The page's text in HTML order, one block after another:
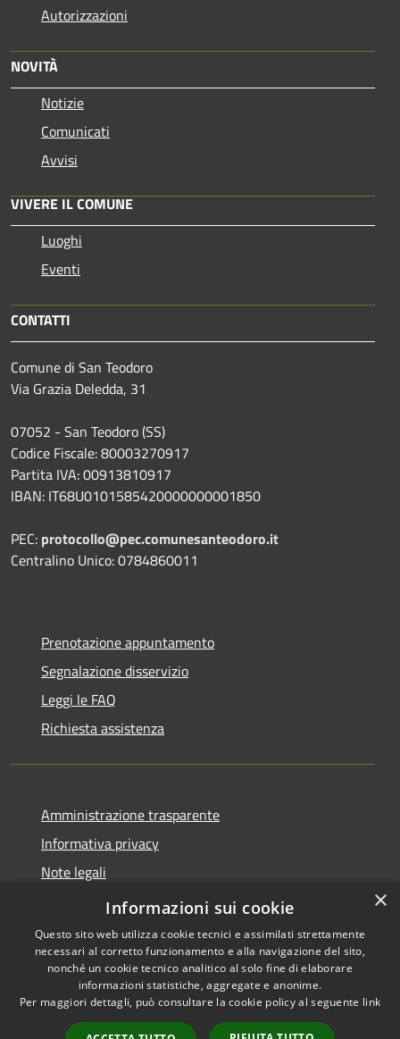
Autorizzazioni
NOVITÀ
Notizie
Comunicati
Avvisi
VIVERE IL COMUNE
Luoghi
Eventi
CONTATTI
Comune di San Teodoro
Via Grazia Deledda, 31
07052 - San Teodoro (SS)
Codice Fiscale: 80003270917
Partita IVA: 00913810917
IBAN: IT68U0101585420000000001850
PEC: protocollo@pec.comunesanteodoro.it
Centralino Unico: 0784860011
Prenotazione appuntamento
Segnalazione disservizio
Leggi le FAQ
Richiesta assistenza
Amministrazione trasparente
Informativa privacy
Note legali
Dichiarazione di accessibilità
Accessibilità
Copyright © 2026 • Comune di
San Teodoro • Powered by
Municipium• Accesso
×
Informazioni sui cookie
Questo sito web utilizza cookie tecnici e assimilati strettamente
necessari al corretto funzionamento e alla navigazione del sito,
nonché un cookie tecnico analitico al solo fine di elaborare
informazioni statistiche, aggregate e anonime.
Per maggiori dettagli, può consultare la cookie policy al seguente link